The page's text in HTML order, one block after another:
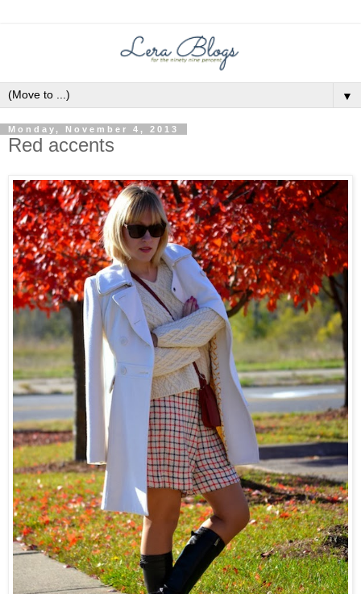
▼
Monday, November 4, 2013
Red accents